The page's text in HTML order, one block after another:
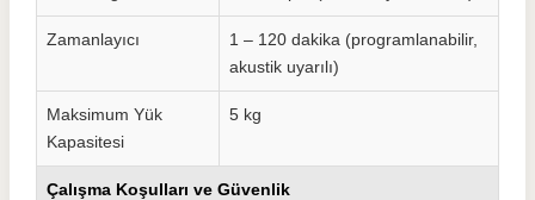
Zamanlayıcı
1 – 120 dakika (programlanabilir,
akustik uyarılı)
Maksimum Yük
Kapasitesi
5 kg
Çalışma Koşulları ve Güvenlik